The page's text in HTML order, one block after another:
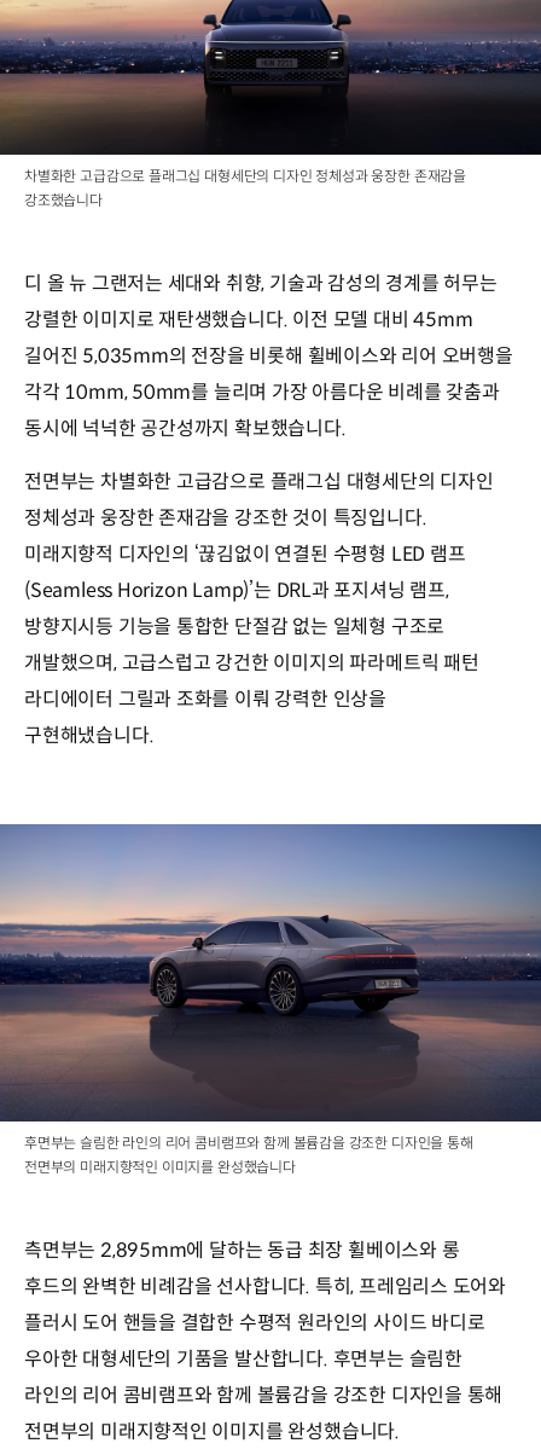
차별화한 고급감으로 플래그십 대형세단의 디자인 정체성과 웅장한 존재감을
강조했습니다
디 올 뉴 그랜저는 세대와 취향, 기술과 감성의 경계를 허무는
강렬한 이미지로 재탄생했습니다. 이전 모델 대비 45mm
길어진 5,035mm의 전장을 비롯해 휠베이스와 리어 오버행을
각각 10mm, 50mm를 늘리며 가장 아름다운 비례를 갖춤과
동시에 넉넉한 공간성까지 확보했습니다.
전면부는 차별화한 고급감으로 플래그십 대형세단의 디자인
정체성과 웅장한 존재감을 강조한 것이 특징입니다.
미래지향적 디자인의 ‘끊김없이 연결된 수평형 LED 램프
(Seamless Horizon Lamp)’는 DRL과 포지셔닝 램프,
방향지시등 기능을 통합한 단절감 없는 일체형 구조로
개발했으며, 고급스럽고 강건한 이미지의 파라메트릭 패턴
라디에이터 그릴과 조화를 이뤄 강력한 인상을
구현해냈습니다.
후면부는 슬림한 라인의 리어 콤비램프와 함께 볼륨감을 강조한 디자인을 통해
전면부의 미래지향적인 이미지를 완성했습니다
측면부는 2,895mm에 달하는 동급 최장 휠베이스와 롱
후드의 완벽한 비례감을 선사합니다. 특히, 프레임리스 도어와
플러시 도어 핸들을 결합한 수평적 원라인의 사이드 바디로
우아한 대형세단의 기품을 발산합니다. 후면부는 슬림한
라인의 리어 콤비램프와 함께 볼륨감을 강조한 디자인을 통해
전면부의 미래지향적인 이미지를 완성했습니다.